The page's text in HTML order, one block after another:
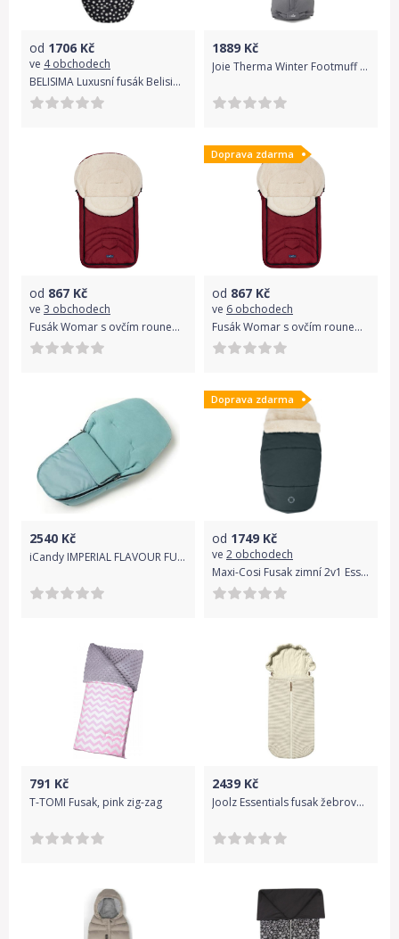
od 1706 Kč
ve 4 obchodech
BELISIMA Luxusní fusák Belisima kamínky
1889 Kč
Joie Therma Winter Footmuff grey flannel
od 867 Kč
ve 3 obchodech
Fusák Womar s ovčím rounem vínový
Doprava zdarma
od 867 Kč
ve 6 obchodech
Fusák Womar s ovčím rounem petrolejový
2540 Kč
iCandy IMPERIAL FLAVOUR FUSAK
Doprava zdarma
od 1749 Kč
ve 2 obchodech
Maxi-Cosi Fusak zimní 2v1 Essential Graphite
791 Kč
T-TOMI Fusak, pink zig-zag
2439 Kč
Joolz Essentials fusak žebrovaný | Off-white